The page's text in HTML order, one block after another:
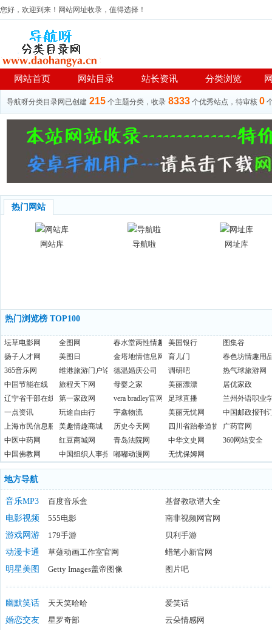
您好，欢迎到来！网站网址收录，值得选择！
网站首页 网站目录 站长资讯 分类浏览
导航呀分类目录网已创建 215 个主题分类，收录 8333 个优秀站点，待审核 0
热门网站
网站库 导航啦 网址库
热门浏览榜 TOP100
坛草电影网 全图网 春水堂两性情趣网美国银行
图集谷
扬子人才网
美图日 金塔地情信息网 育儿门
春色坊情趣用
365音乐网
维港旅游门户论坛德温婚庆公司 调研吧
热气球旅游网
中国节能在线
旅程天下网 母婴之家 美丽漂漂
居优家政
辽宁省干部在线学习网第一家政网 vera bradley官网 足球直播
兰州外语职业
一点资讯
玩途自由行 宇鑫物流 美丽无忧网
中国邮政报刊
上海市民信息服务网美趣情趣商城 历史今天网 四川省跆拳道协会广药官网
中医中药网
红豆商城网 青岛法院网 中华文史网
360网站安全
中国佛教网
中国组织人事报 嘟嘟动漫网 无忧保姆网
地方导航
音乐MP3 百度音乐盒
基督教歌谱大全
DJ音乐网
电影视频 555电影
南非视频网官网
ClipShake官网
美女视频宣传网官网
游戏网游 179手游
贝利手游
达人游戏
动漫卡通 草薙动画工作室官网
蜡笔小新官网
Studio Ponoc工作室官网
国际动画电影协会官网
明星美图 Getty Images盖帝图像
图片吧
街拍网
搜图网
素材宝
幽默笑话
天天笑哈哈
爱笑话
笑掉牙搞笑网
婚恋交友 星罗奇部
云朵情感网